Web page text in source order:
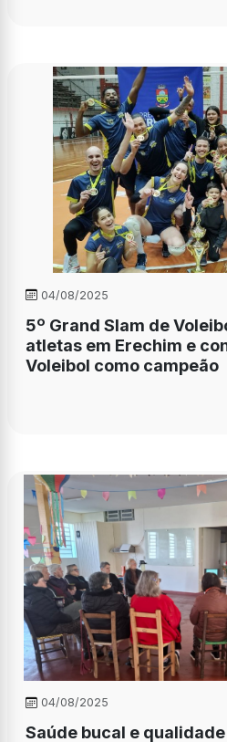
04/08/2025
5º Grand Slam de
atletas em Erechim e
Voleibol como campeão
04/08/2025
Saúde bucal e